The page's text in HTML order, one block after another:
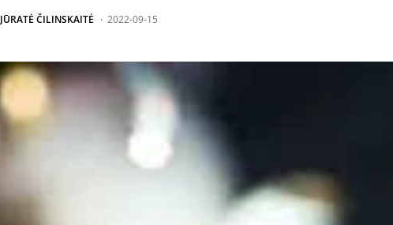
JŪRATĖ ČILINSKAITĖ 2022-09-15